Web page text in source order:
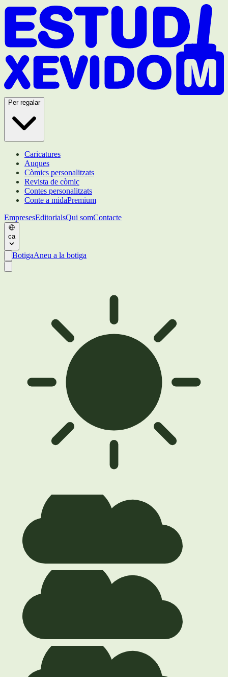
Per regalar
Caricatures
Auques
Còmics personalitzats
Revista de còmic
Contes personalitzats
Conte a midaPremium
EmpresesEditorialsQui somContacte
ca
BotigaAneu a la botiga